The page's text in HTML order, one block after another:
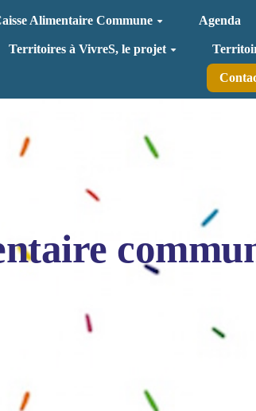
Alimentaire Commune Agenda
Territoires à VivreS, le projet